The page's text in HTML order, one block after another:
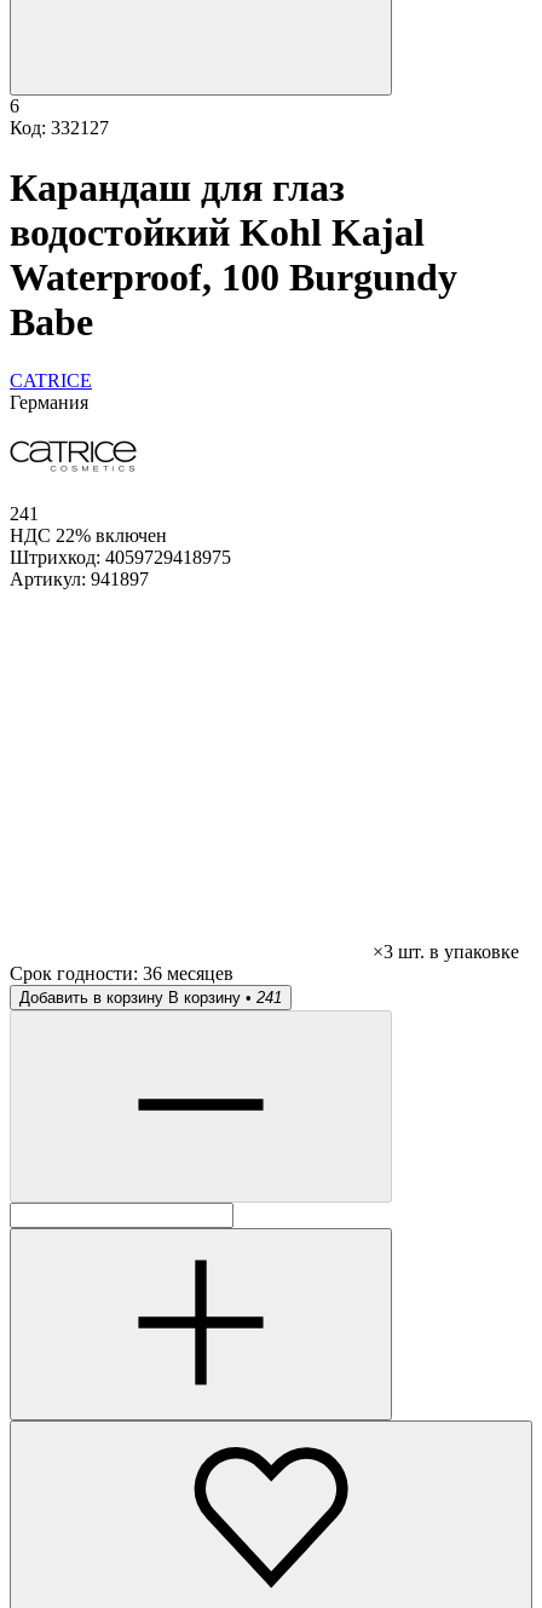
6
Код: 332127
Карандаш для глаз
водостойкий Kohl Kajal
Waterproof, 100 Burgundy
Babe
CATRICE
Германия
241
НДС 22% включен
Штрихкод: 4059729418975
Артикул: 941897
×3 шт. в упаковке
Срок годности: 36 месяцев
Добавить в корзину В корзину • 241